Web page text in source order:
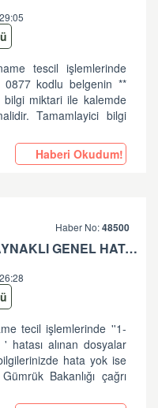
tescil işlemlerinde
0877 kodlu belgenin **
miktari ile kalemde
Tamamlayici bilgi
Haberi Okudum!
Haber No:48500
GÜMRÜK KAYNAKLI GENEL HATA HK
tecil işlemlerinde ''1-
hatası alınan dosyalar
hata yok ise
Bakanlığı çağrı